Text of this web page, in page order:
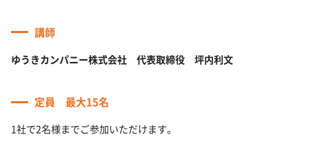
講師
ゆうきカンパニー株式会社 代表取締役 坪内利文
定員 最大15名
1社で2名様までご参加いただけます。